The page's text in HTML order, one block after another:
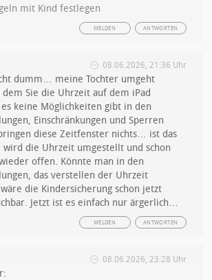
mit Kind festlegen
ANTWORTEN
MELDEN
08.06.2026, 21:36 Uhr
dumm… meine Tochter umgeht
Sie die Uhrzeit auf dem iPad
keine Möglichkeiten gibt in den
Einschränkungen und Sperren
diese Zeitfenster nichts… ist das
die Uhrzeit umgestellt und schon
offen. Könnte man in den
das verstellen der Uhrzeit
die Kindersicherung schon jetzt
Jetzt ist es einfach nur ärgerlich…
ANTWORTEN
MELDEN
08.06.2026, 23:28 Uhr